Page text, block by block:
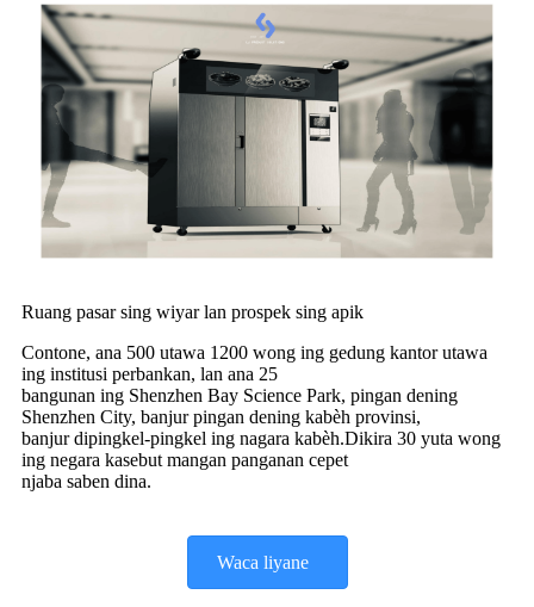
Ruang pasar sing wiyar lan prospek sing apik
Contone, ana 500 utawa 1200 wong ing gedung kantor utawa
ing institusi perbankan, lan ana 25
bangunan ing Shenzhen Bay Science Park, pingan dening
Shenzhen City, banjur pingan dening kabèh provinsi,
banjur dipingkel-pingkel ing nagara kabèh.Dikira 30 yuta wong
ing negara kasebut mangan panganan cepet
njaba saben dina.
Waca liyane